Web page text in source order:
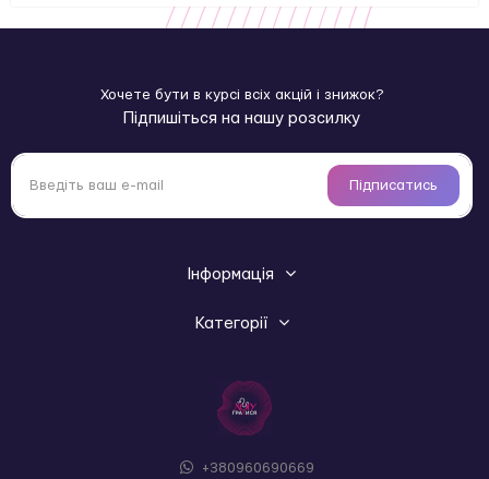
Хочете бути в курсі всіх акцій і знижок?
Підпишіться на нашу розсилку
Підписатись
Інформація
Категорії
+380960690669